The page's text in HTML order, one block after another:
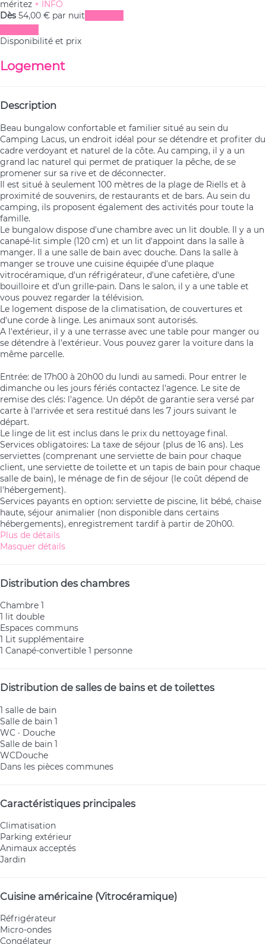
méritez + INFO
Dès 54,00 € par nuit
Disponibilité et prix
Logement
Description
Beau bungalow confortable et familier situé au sein du
Camping Lacus, un endroit idéal pour se détendre et profiter du
cadre verdoyant et naturel de la côte. Au camping, il y a un
grand lac naturel qui permet de pratiquer la pêche, de se
promener sur sa rive et de déconnecter.
Il est situé à seulement 100 mètres de la plage de Riells et à
proximité de souvenirs, de restaurants et de bars. Au sein du
camping, ils proposent également des activités pour toute la
famille.
Le bungalow dispose d'une chambre avec un lit double. Il y a un
canapé-lit simple (120 cm) et un lit d'appoint dans la salle à
manger. Il a une salle de bain avec douche. Dans la salle à
manger se trouve une cuisine équipée d'une plaque
vitrocéramique, d'un réfrigérateur, d'une cafetière, d'une
bouilloire et d'un grille-pain. Dans le salon, il y a une table et
vous pouvez regarder la télévision.
Le logement dispose de la climatisation, de couvertures et
d'une corde à linge. Les animaux sont autorisés.
A l'extérieur, il y a une terrasse avec une table pour manger ou
se détendre à l'extérieur. Vous pouvez garer la voiture dans la
même parcelle.
Entrée: de 17h00 à 20h00 du lundi au samedi. Pour entrer le
dimanche ou les jours fériés contactez l'agence. Le site de
remise des clés: l'agence. Un dépôt de garantie sera versé par
carte à l'arrivée et sera restitué dans les 7 jours suivant le
départ.
Le linge de lit est inclus dans le prix du nettoyage final.
Services obligatoires: La taxe de séjour (plus de 16 ans). Les
serviettes (comprenant une serviette de bain pour chaque
client, une serviette de toilette et un tapis de bain pour chaque
salle de bain), le ménage de fin de séjour (le coût dépend de
l'hébergement).
Services payants en option: serviette de piscine, lit bébé, chaise
haute, séjour animalier (non disponible dans certains
hébergements), enregistrement tardif à partir de 20h00.
Plus de détails
Masquer détails
Distribution des chambres
Chambre 1
1 lit double
Espaces communs
1 Lit supplémentaire
1 Canapé-convertible 1 personne
Distribution de salles de bains et de toilettes
1 salle de bain
Salle de bain 1
WC · Douche
Salle de bain 1
WCDouche
Dans les pièces communes
Caractéristiques principales
Climatisation
Parking extérieur
Animaux acceptés
Jardin
Cuisine américaine (Vitrocéramique)
Réfrigérateur
Micro-ondes
Congélateur